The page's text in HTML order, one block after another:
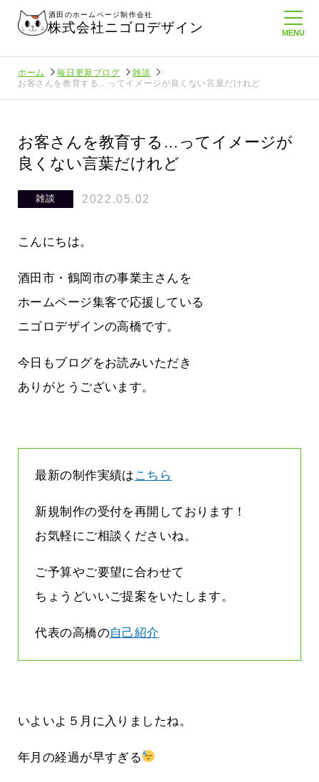
酒田のホームページ制作会社
株式会社ニゴロデザイン
ホーム 毎日更新ブログ
雑談
お客さんを教育する…ってイメージが良くない言葉だけれど
お客さんを教育する…ってイメージが
良くない言葉だけれど
雑談 2022.05.02
こんにちは。
酒田市・鶴岡市の事業主さんを
ホームページ集客で応援している
ニゴロデザインの高橋です。
今日もブログをお読みいただき
ありがとうございます。
最新の制作実績は こちら
新規制作の受付を再開しております！
お気軽にご相談くださいね。
ご予算やご要望に合わせて
ちょうどいいご提案をいたします。
代表の高橋の自己紹介
いよいよ５月に入りましたね。
年月の経過が早すぎる
信を持
なんです
ニゴロ通信８月号が届きました！まも
なくまちがい探しが変わります
2026.07.27